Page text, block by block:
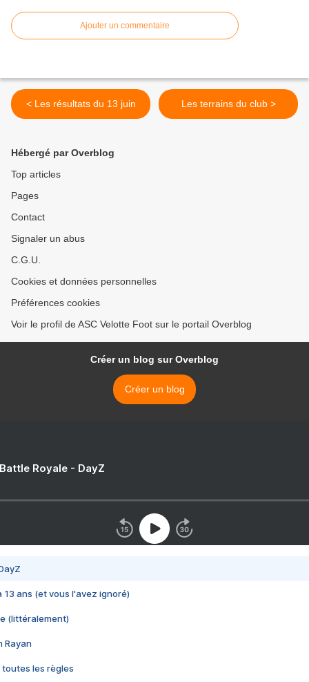
Ajouter un commentaire
< Les résultats du 13 juin Les terrains du club >
Hébergé par Overblog
Top articles
Pages
Contact
Signaler un abus
C.G.U.
Cookies et données personnelles
Préférences cookies
Voir le profil de ASC Velotte Foot sur le portail Overblog
Créer un blog sur Overblog
Créer un blog
Royale - DayZ
13 ans (et vous l'avez ignoré)
(littéralement)
Rayan
toutes les règles